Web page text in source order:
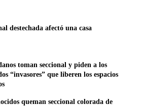
destechada afectó una casa
toman seccional y piden a los
“invasores” que liberen los espacios
queman seccional colorada de